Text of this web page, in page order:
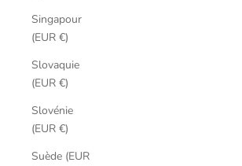
Singapour
(EUR €)
Slovaquie
(EUR €)
Slovénie
(EUR €)
Suède (EUR